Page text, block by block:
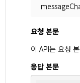
요청 본문
이 API는 요청
응답 본문